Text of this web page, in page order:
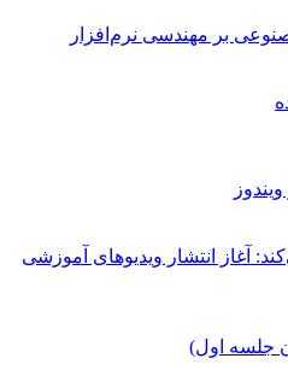
بر مهندسی نرم‌افزار
آغاز انتشار ویدیوهای آموزشی
جلسه اول)